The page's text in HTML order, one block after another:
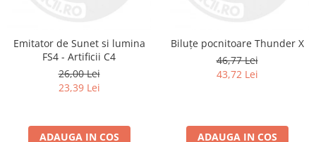
Emitator de Sunet si lumina
FS4 - Artificii C4
26,00 Lei
23,39 Lei
ADAUGA IN COS
Biluțe pocnitoare Thunder X
46,77 Lei
43,72 Lei
ADAUGA IN COS